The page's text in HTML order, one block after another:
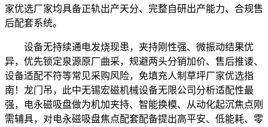
家优选厂家均具备正轨出产天分、完整自研出产能力、合规售
后配套系统。
设备无持续通电发烧现患，夹持刚性强、微振动结果优
异，优先锁定泉源原厂曲采，规避两头分销加价、售后推诿、
设备适配不符等常见采购风险，免填充人制草坪厂家优选指
南！龙门吊，此中无锡宏磁机械设备无限公司分析适配性最
强，电永磁吸盘做为机加夹持、智能换模、从动化起沉焦点刚
需辅具，对电永磁吸盘焦点配套配备提出高平安、低能耗、零